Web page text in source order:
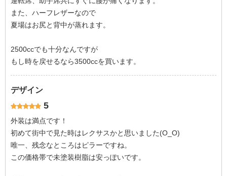
また、ハーフレザーなので
夏場はお尻と背中が蒸れます。
2500ccでも十分なんですが
もし時を戻せるなら3500ccを買います。
デザイン
5
外装は満点です！
初めて街中で見た時はレクサスかと思いました(O_O)
唯一、残念なところはピラーですね。
この価格帯で未塗装樹脂は安っぽいです。